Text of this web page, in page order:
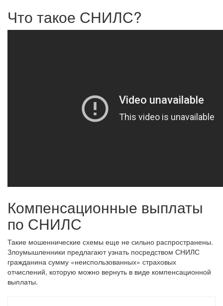
Что такое СНИЛС?
Компенсационные выплаты
по СНИЛС
Такие мошеннические схемы еще не сильно распространены.
Злоумышленники предлагают узнать посредством СНИЛС
гражданина сумму «неиспользованных» страховых
отчислений, которую можно вернуть в виде компенсационной
выплаты.